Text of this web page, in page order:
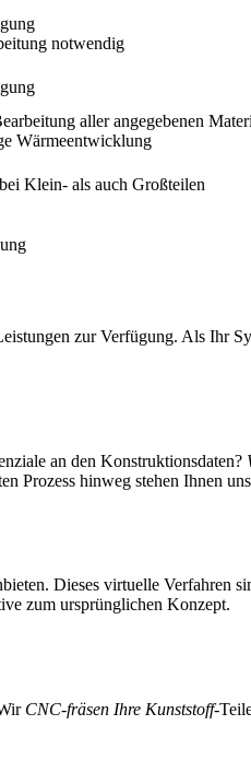
notwendig
aller angegebenen
Wärmeentwicklung
Klein- als auch Großteilen
zur Verfügung. Als Ihr
an den Konstruktionsdaten?
Prozess hinweg stehen Ihnen
Dieses virtuelle Verfahren
zum ursprünglichen Konzept.
CNC-fräsen Ihre Kunststoff-